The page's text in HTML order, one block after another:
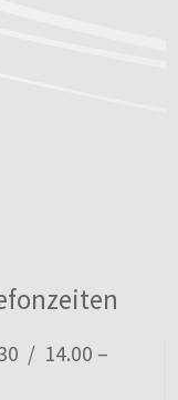
/ 14.00 –